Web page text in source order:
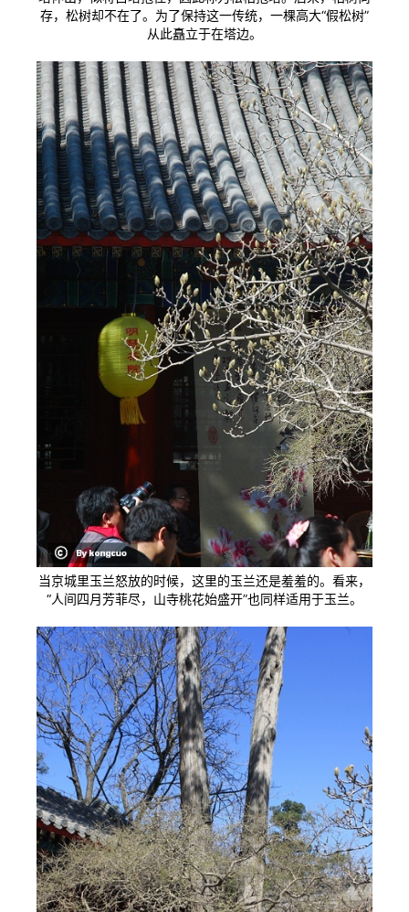
存，松树却不在了。为了保持这一传统，一棵高大“假松树”
从此矗立于在塔边。
当京城里玉兰怒放的时候，这里的玉兰还是羞羞的。看来，
“人间四月芳菲尽，山寺桃花始盛开”也同样适用于玉兰。